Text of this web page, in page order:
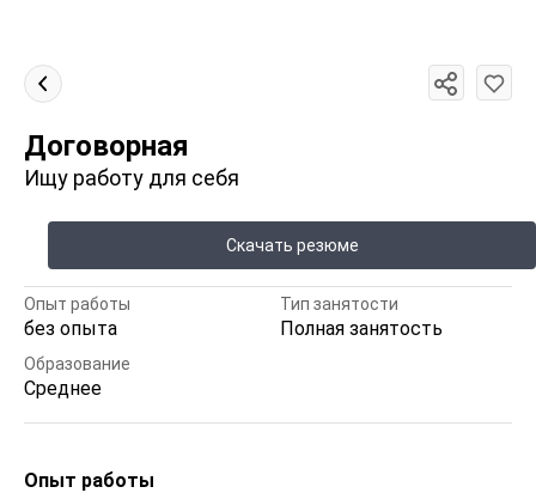
Договорная
Ищу работу для себя
Скачать резюме
Опыт работы
без опыта
Тип занятости
Полная занятость
Образование
Среднее
Опыт работы